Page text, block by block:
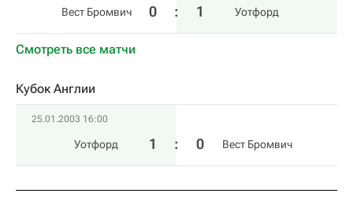
Вест Бромвич 0 : 1 Уотфорд
Смотреть все матчи
Кубок Англии
25.01.2003 16:00
Уотфорд 1 : 0 Вест Бромвич